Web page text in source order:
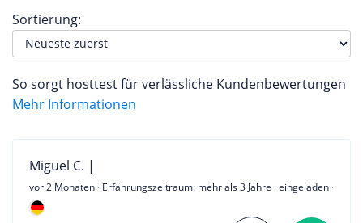
Sortierung:
So sorgt hosttest für verlässliche Kundenbewertungen
Mehr Informationen
Miguel C. |
vor 2 Monaten · Erfahrungszeitraum: mehr als 3 Jahre · eingeladen ·